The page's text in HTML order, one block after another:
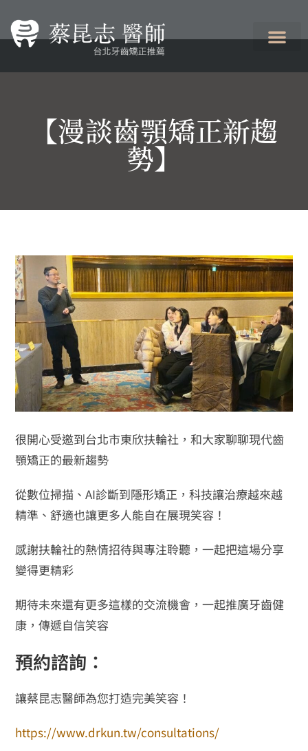
【漫談齒顎矯正新趨
勢】
很開心受邀到台北市東欣扶輪社，和大家聊聊現代齒
顎矯正的最新趨勢
從數位掃描、AI診斷到隱形矯正，科技讓治療越來越
精準、舒適也讓更多人能自在展現笑容！
感謝扶輪社的熱情招待與專注聆聽，一起把這場分享
變得更精彩
期待未來還有更多這樣的交流機會，一起推廣牙齒健
康，傳遞自信笑容
預約諮詢：
讓蔡昆志醫師為您打造完美笑容！
https://www.drkun.tw/consultations/